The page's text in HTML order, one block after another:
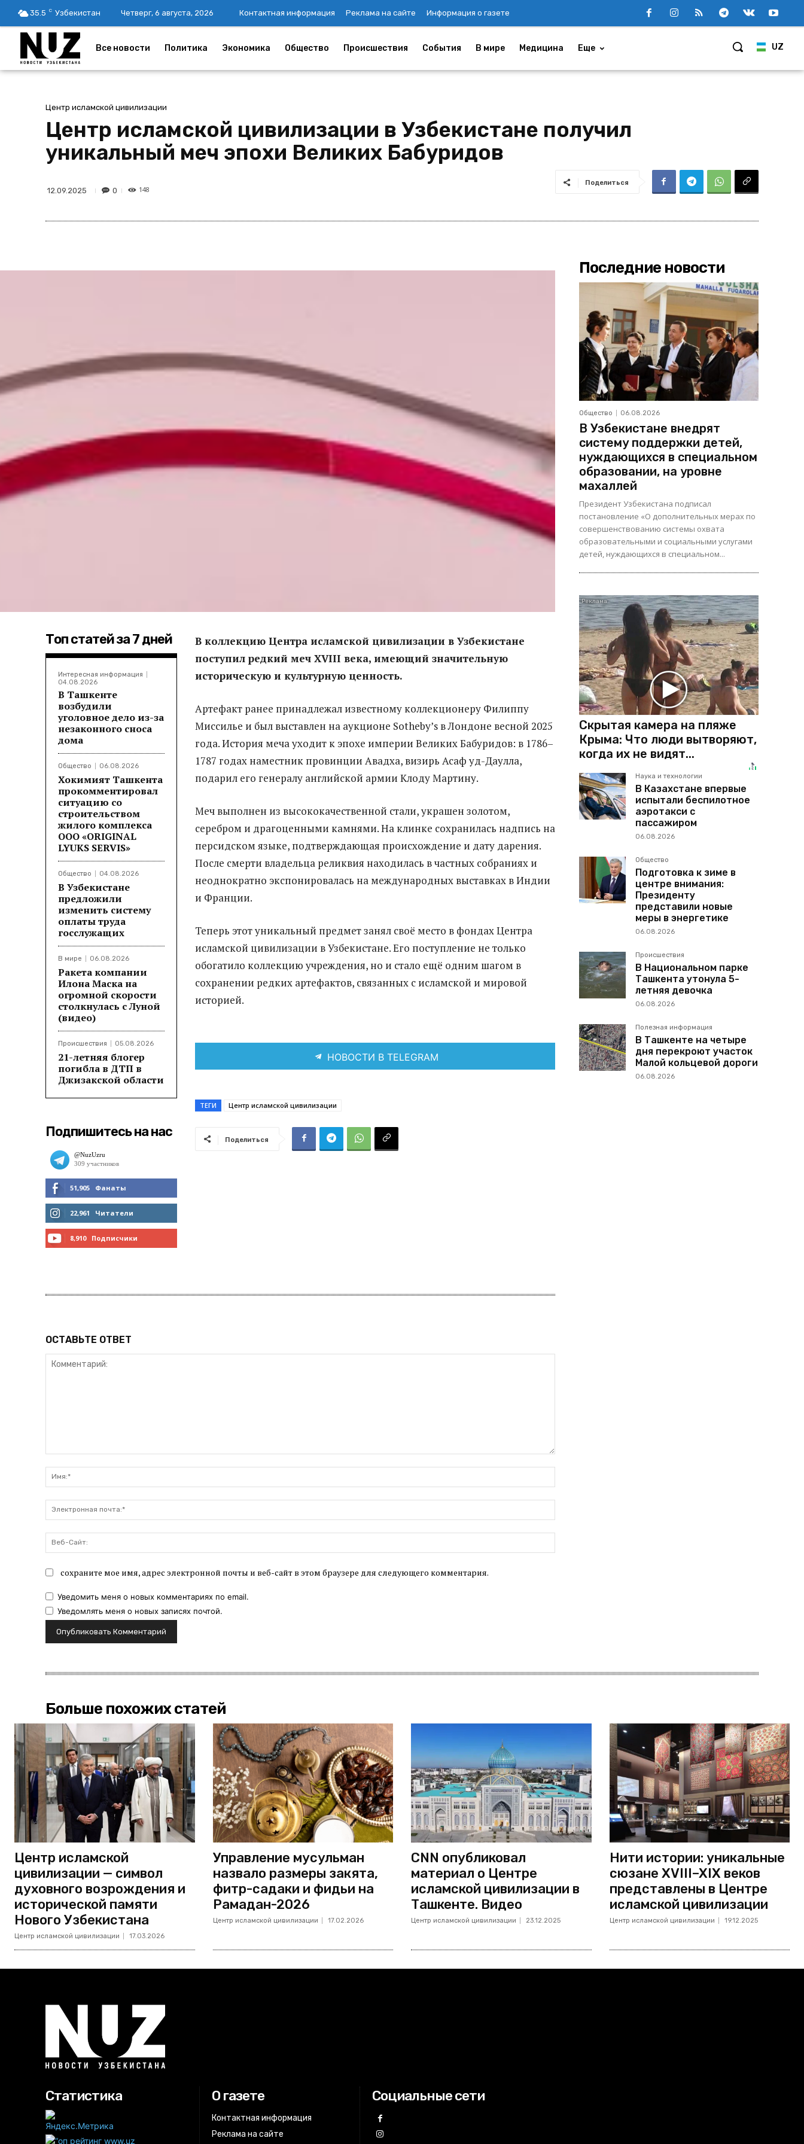
35.5 C Узбекистан Четверг, 6 августа, 2026 Контактная информация Реклама на сайте Информация о газете
UZ
Все новости Политика Экономика Общество Происшествия События В мире Медицина Еще
Центр исламской цивилизации
Центр исламской цивилизации в Узбекистане получил
уникальный меч эпохи Великих Бабуридов
12.09.2025 0 148
Поделиться
Топ статей за 7 дней
Интересная информация
04.08.2026
В Ташкенте
возбудили
уголовное дело из-за
незаконного сноса
дома
Общество 06.08.2026
Хокимият Ташкента
прокомментировал
ситуацию со
строительством
жилого комплекса
ООО «ORIGINAL
LYUKS SERVIS»
Общество 04.08.2026
В Узбекистане
предложили
изменить систему
оплаты труда
госслужащих
В мире 06.08.2026
Ракета компании
Илона Маска на
огромной скорости
столкнулась с Луной
(видео)
Происшествия 05.08.2026
21-летняя блогер
погибла в ДТП в
Джизакской области
Подпишитесь на нас
51,905 Фанаты
МНЕ НРАВИТСЯ
22,961 Читатели
8,910 Подписчики
В коллекцию Центра исламской цивилизации в Узбекистане
поступил редкий меч XVIII века, имеющий значительную
историческую и культурную ценность.
Артефакт ранее принадлежал известному коллекционеру Филиппу
Миссилье и был выставлен на аукционе Sotheby’s в Лондоне весной 2025
года. История меча уходит к эпохе империи Великих Бабуридов: в 1786–
1787 годах наместник провинции Авадха, визирь Асаф уд-Даулла,
подарил его генералу английской армии Клоду Мартину.
Меч выполнен из высококачественной стали, украшен золотом,
серебром и драгоценными камнями. На клинке сохранилась надпись на
персидском языке, подтверждающая происхождение и дату дарения.
После смерти владельца реликвия находилась в частных собраниях и
неоднократно экспонировалась на международных выставках в Индии
и Франции.
Теперь этот уникальный предмет занял своё место в фондах Центра
исламской цивилизации в Узбекистане. Его поступление не только
обогатило коллекцию учреждения, но и стало ещё одним шагом в
сохранении редких артефактов, связанных с исламской и мировой
историей.
НОВОСТИ В TELEGRAM
ТЕГИ Центр исламской цивилизации
Поделиться
ОСТАВЬТЕ ОТВЕТ
почта:*
Сайт:
сохраните мое имя, адрес электронной почты и веб-сайт в этом браузере для следующего комментария.
Уведомить меня о новых комментариях по email.
Уведомлять меня о новых записях почтой.
Последние новости
Общество 06.08.2026
В Узбекистане внедрят
систему поддержки детей,
нуждающихся в специальном
образовании, на уровне
махаллей
Президент Узбекистана подписал
постановление «О дополнительных мерах по
совершенствованию системы охвата
образовательными и социальными услугами
детей, нуждающихся в специальном...
Скрытая камера на пляже
Крыма: Что люди вытворяют,
когда их не видят...
Наука и технологии
В Казахстане впервые
испытали беспилотное
аэротакси с
пассажиром
06.08.2026
Общество
Подготовка к зиме в
центре внимания:
Президенту
представили новые
меры в энергетике
06.08.2026
Происшествия
В Национальном парке
Ташкента утонула 5-
летняя девочка
06.08.2026
Полезная информация
В Ташкенте на четыре
дня перекроют участок
Малой кольцевой дороги
06.08.2026
Больше похожих статей
Центр исламской
цивилизации — символ
духовного возрождения и
исторической памяти
Нового Узбекистана
Центр исламской цивилизации 17.03.2026
Управление мусульман
назвало размеры закята,
фитр-садаки и фидьи на
Рамадан-2026
Центр исламской цивилизации 17.02.2026
CNN опубликовал
материал о Центре
исламской цивилизации в
Ташкенте. Видео
Центр исламской цивилизации 23.12.2025
Нити истории: уникальные
сюзане XVIII–XIX веков
представлены в Центре
исламской цивилизации
Центр исламской цивилизации 19.12.2025
Статистика О газете
Контактная информация
Реклама на сайте
Социальные сети